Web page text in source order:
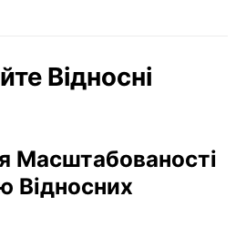
Відносні
Масштабованості
Відносних